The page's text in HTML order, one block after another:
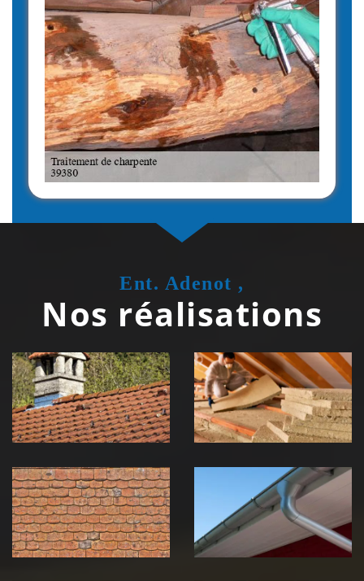
Ent. Adenot ,
Nos réalisations
Couvreur
zingueur 39
Jura
Isolation de
toiture 39
Jura
démoussage de
toiture 39
Jura
pose de
gouttière 39
Jura